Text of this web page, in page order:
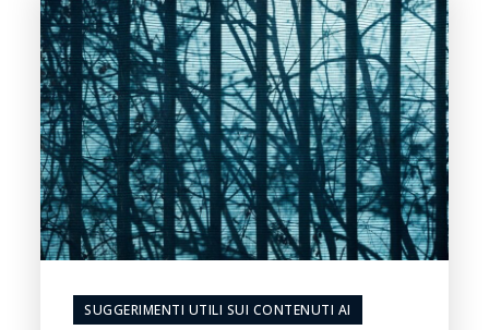
SUGGERIMENTI UTILI SUI CONTENUTI AI